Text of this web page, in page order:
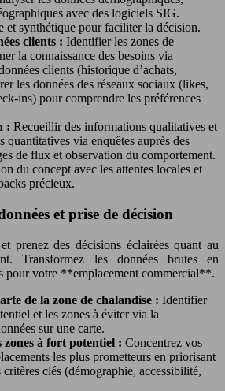
avec des logiciels SIG.
et synthétique pour faciliter la décision.
clients : Identifier les zones de
la connaissance des besoins via
clients (historique d’achats,
les données des réseaux sociaux (likes,
ins) pour comprendre les préférences
: Recueillir des informations qualitatives et
quantitatives via enquêtes auprès des
de flux et observation du comportement.
du concept avec les attentes locales et
précieux.
et prise de décision
prenez des décisions éclairées quant au
Transformez les données brutes en
pour votre **emplacement commercial**.
de la zone de chalandise : Identifier
et les zones à éviter via la
sur une carte.
à fort potentiel : Concentrez vos
les plus prometteurs en priorisant
critères clés (démographie, accessibilité,